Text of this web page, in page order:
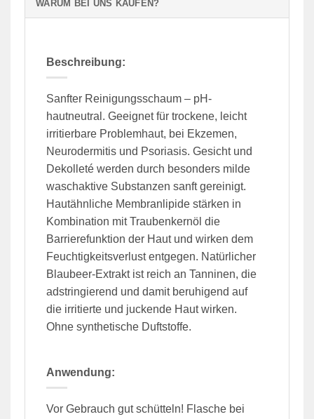
WARUM BEI UNS KAUFEN?
Beschreibung:
Sanfter Reinigungsschaum – pH-
hautneutral. Geeignet für trockene, leicht
irritierbare Problemhaut, bei Ekzemen,
Neurodermitis und Psoriasis. Gesicht und
Dekolleté werden durch besonders milde
waschaktive Substanzen sanft gereinigt.
Hautähnliche Membranlipide stärken in
Kombination mit Traubenkernöl die
Barrierefunktion der Haut und wirken dem
Feuchtigkeitsverlust entgegen. Natürlicher
Blaubeer-Extrakt ist reich an Tanninen, die
adstringierend und damit beruhigend auf
die irritierte und juckende Haut wirken.
Ohne synthetische Duftstoffe.
Anwendung:
Vor Gebrauch gut schütteln! Flasche bei